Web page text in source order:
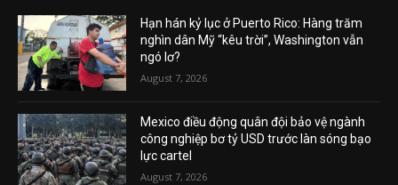
Hạn hán kỷ lục ở Puerto Rico: Hàng trăm
nghìn dân Mỹ “kêu trời”, Washington vẫn
ngó lơ?
August 7, 2026
Mexico điều động quân đội bảo vệ ngành
công nghiệp bơ tỷ USD trước làn sóng bạo
lực cartel
August 7, 2026